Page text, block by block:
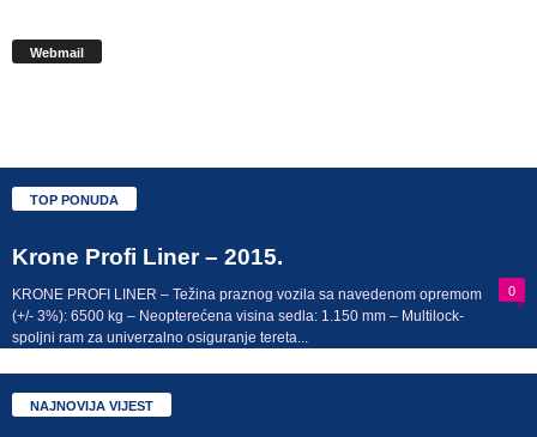
Webmail
TOP PONUDA
Krone Profi Liner – 2015.
0
KRONE PROFI LINER – Težina praznog vozila sa navedenom opremom
(+/- 3%): 6500 kg – Neopterećena visina sedla: 1.150 mm – Multilock-
spoljni ram za univerzalno osiguranje tereta...
NAJNOVIJA VIJEST